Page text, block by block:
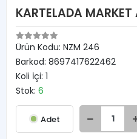
KARTELADA
Ürün Kodu: NZM 246
Barkod: 8697417622462
Koli İçi: 1
Stok: 6
Adet